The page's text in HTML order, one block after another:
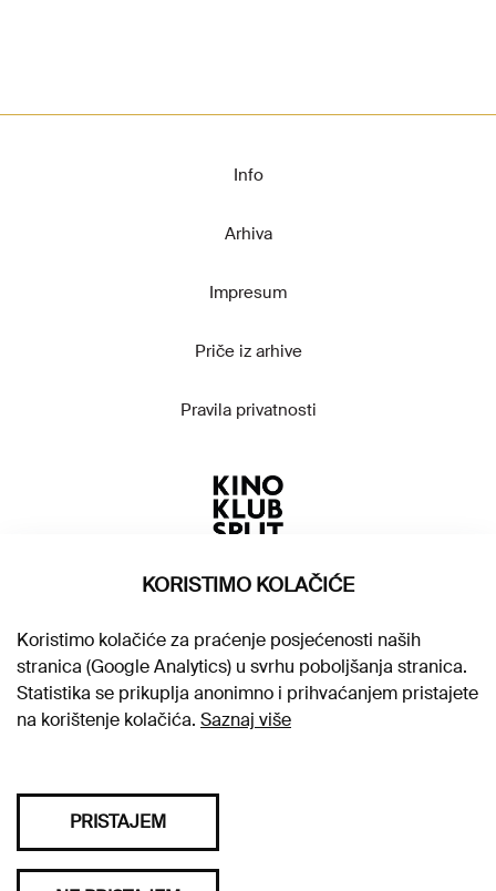
Info
Arhiva
Impresum
Priče iz arhive
Pravila privatnosti
KORISTIMO KOLAČIĆE
Koristimo kolačiće za praćenje posjećenosti naših
stranica (Google Analytics) u svrhu poboljšanja stranica.
Statistika se prikuplja anonimno i prihvaćanjem pristajete
na korištenje kolačića. Saznaj više
PRISTAJEM